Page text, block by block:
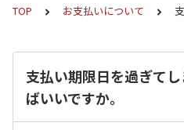
TOP お支払いについて
支払い期限日を過ぎて
ばいいですか。